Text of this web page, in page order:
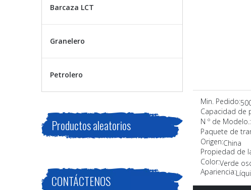
Barcaza LCT
Granelero
Petrolero
Productos aleatorios
CONTÁCTENOS
Min. Pedido:
Capacidad de
N º de Modelo.:
Paquete de
Origen:China
Propiedad de
Color:Verde
Apariencia: